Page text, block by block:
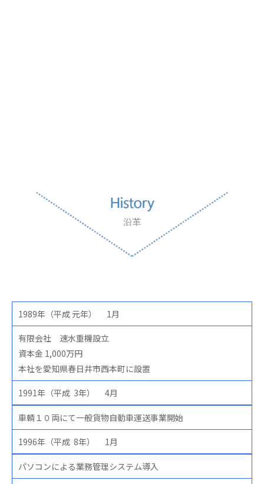
1989年（平成 元年） 1月
有限会社 速水重機設立
資本金 1,000万円
本社を愛知県春日井市西本町に設置
1991年（平成 3年） 4月
車輌１０両にて一般貨物自動車運送事業開始
1996年（平成 8年） 1月
パソコンによる業務管理システム導入